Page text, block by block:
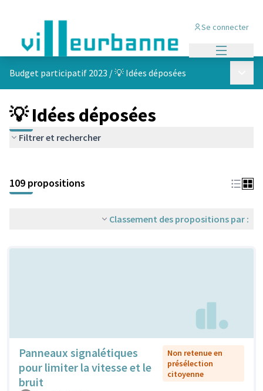
Se connecter
Budget participatif 2023 /💡 Idées déposées
💡 Idées déposées
Filtrer et rechercher
+
−
109 propositions
Classement des propositions par :
Panneaux signalétiques
pour limiter la vitesse et le
bruit
Non retenue en
présélection
citoyenne